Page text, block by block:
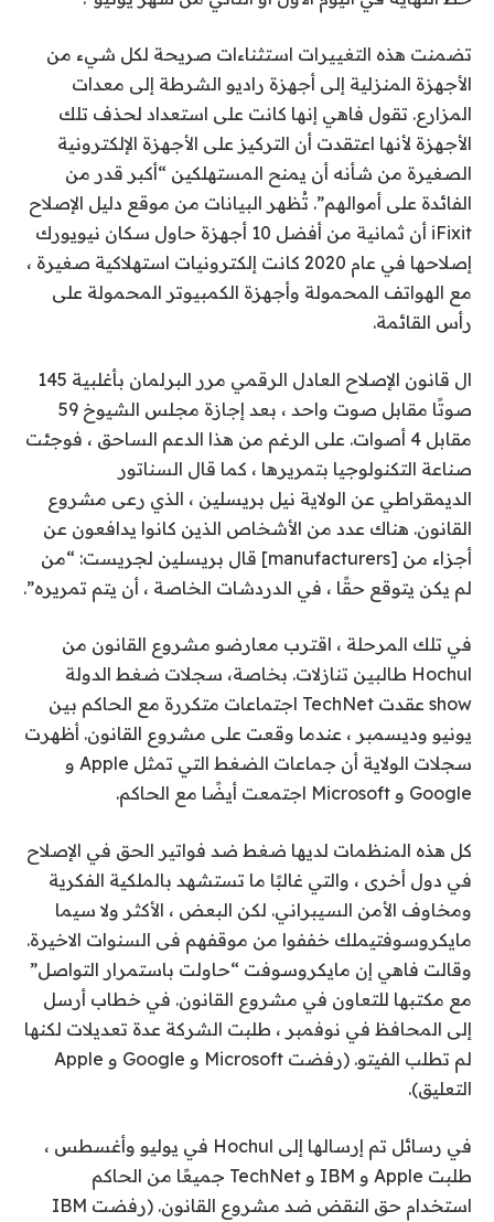
تضمنت هذه التغييرات استثناءات صريحة لكل شيء من
الأجهزة المنزلية إلى أجهزة راديو الشرطة إلى معدات
المزارع. تقول فاهي إنها كانت على استعداد لحذف تلك
الأجهزة لأنها اعتقدت أن التركيز على الأجهزة الإلكترونية
الصغيرة من شأنه أن يمنح المستهلكين “أكبر قدر من
الفائدة على أموالهم”. تُظهر البيانات من موقع دليل الإصلاح
iFixit أن ثمانية من أفضل 10 أجهزة حاول سكان نيويورك
إصلاحها في عام 2020 كانت إلكترونيات استهلاكية صغيرة ،
مع الهواتف المحمولة وأجهزة الكمبيوتر المحمولة على
رأس القائمة.
ال قانون الإصلاح العادل الرقمي
مرر البرلمان بأغلبية 145
صوتًا مقابل صوت واحد ، بعد إجازة مجلس الشيوخ 59
مقابل 4 أصوات. على الرغم من هذا الدعم الساحق ، فوجئت
صناعة التكنولوجيا بتمريرها ، كما قال السناتور
الديمقراطي عن الولاية نيل بريسلين ، الذي رعى مشروع
القانون. هناك عدد من الأشخاص الذين كانوا يدافعون عن
أجزاء من [manufacturers] قال بريسلين لجريست: “من
لم يكن يتوقع حقًا ، في الدردشات الخاصة ، أن يتم تمريره”.
في تلك المرحلة ، اقترب معارضو مشروع القانون من
Hochul طالبين تنازلات. بخاصة،
سجلات ضغط الدولة
show عقدت TechNet اجتماعات متكررة مع الحاكم بين
يونيو وديسمبر ، عندما وقعت على مشروع القانون. أظهرت
سجلات الولاية أن جماعات الضغط التي تمثل Apple و
Google و Microsoft اجتمعت أيضًا مع الحاكم.
كل هذه المنظمات لديها ضغط ضد فواتير الحق في الإصلاح
في دول أخرى ، والتي غالبًا ما تستشهد بالملكية الفكرية
ومخاوف الأمن السيبراني. لكن البعض ، الأكثر ولا سيما
مايكروسوفتيملك خففوا من موقفهم فى السنوات الاخيرة.
وقالت فاهي إن مايكروسوفت “حاولت باستمرار التواصل”
مع مكتبها للتعاون في مشروع القانون. في خطاب أرسل
إلى المحافظ في نوفمبر ، طلبت الشركة عدة تعديلات لكنها
لم تطلب الفيتو. (رفضت Microsoft و Google و Apple
التعليق).
في رسائل تم إرسالها إلى Hochul في يوليو وأغسطس ،
طلبت Apple و IBM و TechNet جميعًا من الحاكم
استخدام حق النقض ضد مشروع القانون. (رفضت IBM